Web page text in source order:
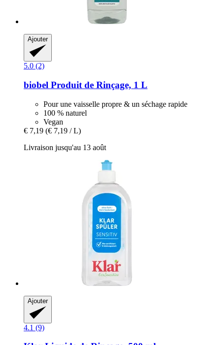
Ajouter
5.0 (2)
biobel Produit de Rinçage, 1 L
Pour une vaisselle propre & un séchage rapide
100 % naturel
Vegan
€ 7,19 (€ 7,19 / L)
Livraison jusqu'au 13 août
Ajouter
4.1 (9)